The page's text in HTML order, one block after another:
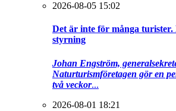
2026-08-05 15:02
Det är inte för många
styrning
Johan Engström,
Naturturismföretagen gör en
två veckor...
2026-08-01 18:21